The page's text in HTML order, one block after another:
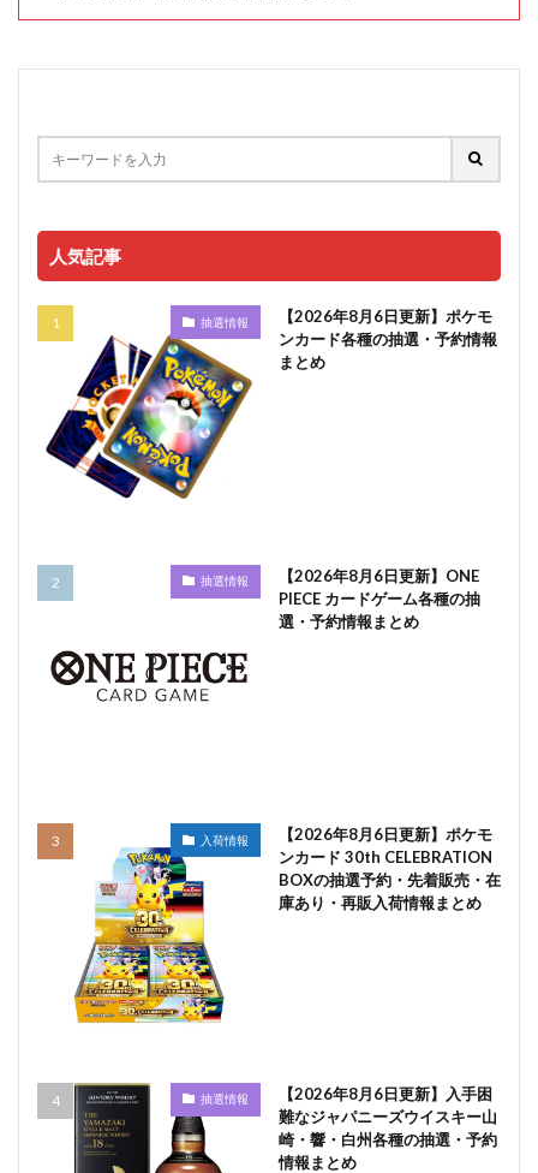
人気記事
抽選情報
【2026年8月6日更新】ポケモ
ンカード各種の抽選・予約情報
まとめ
抽選情報
【2026年8月6日更新】ONE
PIECE カードゲーム各種の抽
選・予約情報まとめ
入荷情報
【2026年8月6日更新】ポケモ
ンカード 30th CELEBRATION
BOXの抽選予約・先着販売・在
庫あり・再販入荷情報まとめ
抽選情報
【2026年8月6日更新】入手困
難なジャパニーズウイスキー山
崎・響・白州各種の抽選・予約
情報まとめ